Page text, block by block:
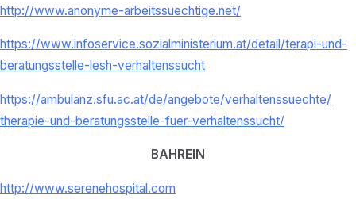
http://www.anonyme-arbeitssuechtige.net/
https://www.infoservice.sozialministerium.at/detail/terapi-und-
beratungsstelle- lesh-verhaltenssucht
https://ambulanz.sfu.ac.at/de/angebote/verhaltenssuechte/
therapie-und-beratungsstelle-fuer-verhaltenssucht/
BAHREIN
http://www.serenehospital.com